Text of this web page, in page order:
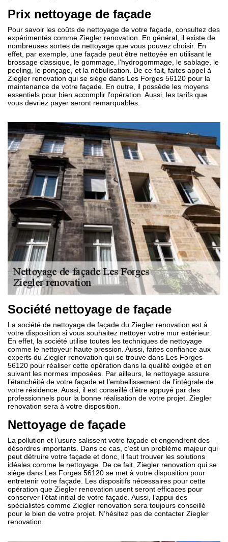
Prix nettoyage de façade
Pour savoir les coûts de nettoyage de votre façade, consultez des
expérimentés comme Ziegler renovation. En général, il existe de
nombreuses sortes de nettoyage que vous pouvez choisir. En
effet, par exemple, une façade peut être nettoyée en utilisant le
brossage classique, le gommage, l’hydrogommage, le sablage, le
peeling, le ponçage, et la nébulisation. De ce fait, faites appel à
Ziegler renovation qui se siège dans Les Forges 56120 pour la
maintenance de votre façade. En outre, il possède les moyens
essentiels pour bien accomplir l’opération. Aussi, les tarifs que
vous devriez payer seront remarquables.
Société nettoyage de façade
La société de nettoyage de façade du Ziegler renovation est à
votre disposition si vous souhaitez nettoyer votre mur extérieur.
En effet, la société utilise toutes les techniques de nettoyage
comme le nettoyeur haute pression. Aussi, faites confiance aux
experts du Ziegler renovation qui se trouve dans Les Forges
56120 pour réaliser cette opération dans la qualité exigée et en
suivant les normes imposées. Par ailleurs, le nettoyage assure
l’étanchéité de votre façade et l’embellissement de l’intégrale de
votre résidence. Aussi, il est conseillé d’être appuyé par des
professionnels pour la bonne réalisation de votre projet. Ziegler
renovation sera à votre disposition.
Nettoyage de façade
La pollution et l’usure salissent votre façade et engendrent des
désordres importants. Dans ce cas, c’est un problème majeur qui
peut détruire votre façade et donc, il faut trouver les solutions
idéales comme le nettoyage. De ce fait, Ziegler renovation qui se
siège dans Les Forges 56120 se met à votre disposition pour
entretenir votre façade. Les dispositifs nécessaires pour cette
opération que Ziegler renovation usent seront efficaces pour
conserver l’état initial de votre façade. Aussi, l’appui des
spécialistes comme Ziegler renovation sera toujours conseillé
pour le bien de votre projet. N’hésitez pas de contacter Ziegler
renovation.